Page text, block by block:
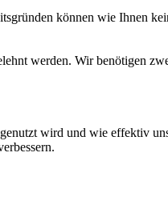
können wie Ihnen
werden. Wir benötigen
wird und wie effektiv